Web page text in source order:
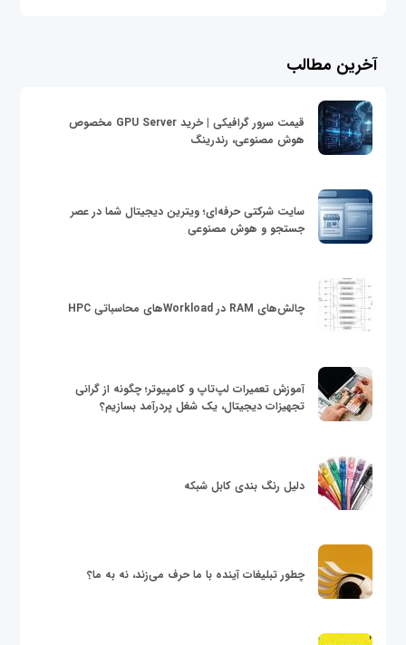
آخرین مطالب
قیمت سرور گرافیکی | خرید GPU Server مخصوص
هوش مصنوعی، رندرینگ
سایت شرکتی حرفه‌ای؛ ویترین دیجیتال شما در عصر
جستجو و هوش مصنوعی
چالش‌های RAM در Workloadهای محاسباتی HPC
آموزش تعمیرات لپ‌تاپ و کامپیوتر؛ چگونه از گرانی
تجهیزات دیجیتال، یک شغل پردرآمد بسازیم؟
دلیل رنگ بندی کابل شبکه
چطور تبلیغات آینده با ما حرف می‌زند، نه به ما؟